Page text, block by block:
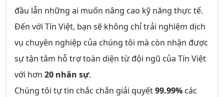
đầu lẫn những ai muốn nâng cao kỹ năng thực tế.
Đến với Tín Việt, bạn sẽ không chỉ trải nghiệm dịch
vụ chuyên nghiệp của chúng tôi mà còn nhận được
sự tận tâm hỗ trợ toàn diện từ đội ngũ của Tín Việt
với hơn 20 nhân sự.
Chúng tôi tự tin chắc chắn giải quyết99.99% các